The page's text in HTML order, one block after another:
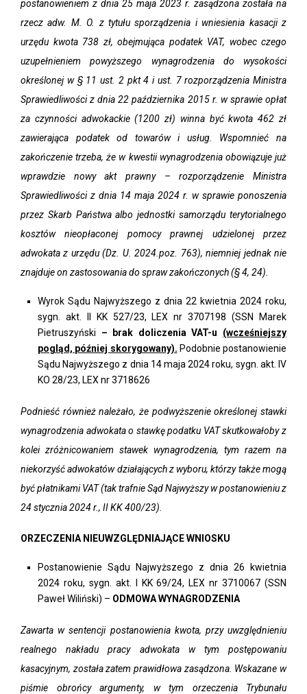
postanowieniem z dnia 25 maja 2023 r. zasądzona została na
rzecz adw. M. O. z tytułu sporządzenia i wniesienia kasacji z
urzędu kwota 738 zł, obejmująca podatek VAT, wobec czego
uzupełnieniem powyższego wynagrodzenia do wysokości
określonej w § 11 ust. 2 pkt 4 i ust. 7 rozporządzenia Ministra
Sprawiedliwości z dnia 22 października 2015 r. w sprawie opłat
za czynności adwokackie (1200 zł) winna być kwota 462 zł
zawierająca podatek od towarów i usług. Wspomnieć na
zakończenie trzeba, że w kwestii wynagrodzenia obowiązuje już
wprawdzie nowy akt prawny – rozporządzenie Ministra
Sprawiedliwości z dnia 14 maja 2024 r. w sprawie ponoszenia
przez Skarb Państwa albo jednostki samorządu terytorialnego
kosztów nieopłaconej pomocy prawnej udzielonej przez
adwokata z urzędu (Dz. U. 2024.poz. 763), niemniej jednak nie
znajduje on zastosowania do spraw zakończonych (§ 4, 24).
Wyrok Sądu Najwyższego z dnia 22 kwietnia 2024 roku,
sygn. akt. II KK 527/23, LEX nr 3707198 (SSN Marek
Pietruszyński – brak doliczenia VAT-u (wcześniejszy
pogląd, później skorygowany). Podobnie postanowienie
Sądu Najwyższego z dnia 14 maja 2024 roku, sygn. akt. IV
KO 28/23, LEX nr 3718626
Podnieść również należało, że podwyższenie określonej stawki
wynagrodzenia adwokata o stawkę podatku VAT skutkowałoby z
kolei zróżnicowaniem stawek wynagrodzenia, tym razem na
niekorzyść adwokatów działających z wyboru, którzy także mogą
być płatnikami VAT (tak trafnie Sąd Najwyższy w postanowieniu z
24 stycznia 2024 r., II KK 400/23).
ORZECZENIA NIEUWZGLĘDNIAJĄCE WNIOSKU
Postanowienie Sądu Najwyższego z dnia 26 kwietnia
2024 roku, sygn. akt. I KK 69/24, LEX nr 3710067 (SSN
Paweł Wiliński) – ODMOWA WYNAGRODZENIA
Zawarta w sentencji postanowienia kwota, przy uwzględnieniu
realnego nakładu pracy adwokata w tym postępowaniu
kasacyjnym, została zatem prawidłowa zasądzona. Wskazane w
piśmie obrońcy argumenty, w tym orzeczenia Trybunału